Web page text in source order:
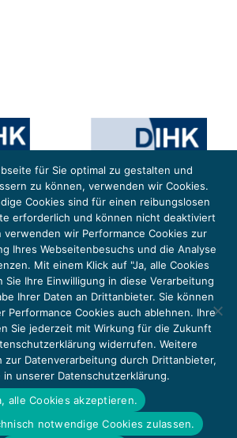
wird gefördert durch die Europäische Klimaschutzinitiative (EUKI).
des deutschen Bundesministeriums für Umwelt, Klimaschutz,
(BMUKN). Übergeordnetes Ziel der EUKI ist eine Intensivierung des
des Wissens- und Erfahrungsaustauschs in der Europäischen Union,
Paris Abkommens voranzutreiben.
Europe
IMPRESSUM 2026
BARRIEREFREIHEIT
für Sie optimal zu gestalten und
zu können, verwenden wir Cookies.
Cookies sind für einen reibungslosen
erforderlich und können nicht deaktiviert
verwenden wir Performance Cookies zur
Ihres Webseitenbesuchs und die Analyse
Mit einem Klick auf "Ja, alle Cookies
Sie Ihre Einwilligung in diese Verarbeitung
Ihrer Daten an Drittanbieter. Sie können
Performance Cookies auch ablehnen. Ihre
Sie jederzeit mit Wirkung für die Zukunft
widerrufen. Weitere
zur Datenverarbeitung durch Drittanbieter,
in unserer Datenschutzerklärung.
alle Cookies akzeptieren.
notwendige Cookies zulassen.